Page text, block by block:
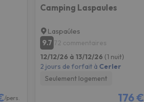
/pers.
Camping Laspaules
Laspaúles
9.7 72 commentaires
12/12/26 à 13/12/26 (1 nuit)
2 jours de forfait à Cerler
Seulement logement
176 €